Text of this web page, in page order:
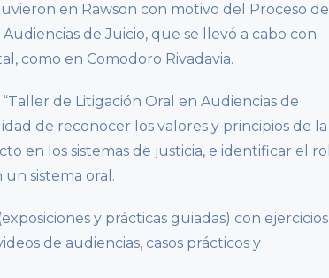
en Rawson con motivo del Proceso de
de Juicio, que se llevó a cabo con
como en Comodoro Rivadavia.
de Litigación Oral en Audiencias de
de reconocer los valores y principios de la
en los sistemas de justicia, e identificar el rol
sistema oral.
y prácticas guiadas) con ejercicios
de audiencias, casos prácticos y